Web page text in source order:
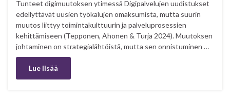
Tunteet digimuutoksen ytimessä Digipalvelujen uudistukset
edellyttävät uusien työkalujen omaksumista, mutta suurin
muutos liittyy toimintakulttuurin ja palveluprosessien
kehittämiseen (Tepponen, Ahonen & Turja 2024). Muutoksen
johtaminen on strategialähtöistä, mutta sen onnistuminen …
Lue lisää